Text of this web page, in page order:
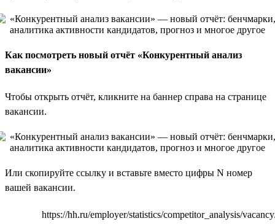
Как посмотреть новый отчёт «Конкурентный анализ
вакансии»
Чтобы открыть отчёт, кликните на баннер справа на странице
вакансии.
Или скопируйте ссылку и вставьте вместо цифры N номер
вашей вакансии.
https://hh.ru/employer/statistics/competitor_analysis/